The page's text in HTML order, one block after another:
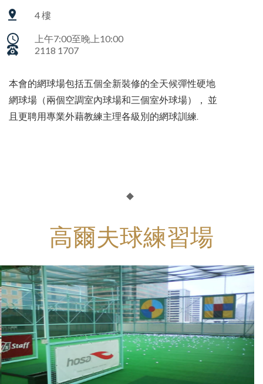
4 樓
上午7:00至晚上10:00
2118 1707
本會的網球場包括五個全新裝修的全天候彈性硬地
網球場（兩個空調室內球場和三個室外球場）， 並
且更聘用專業外藉教練主理各級別的網球訓練.
高爾夫球練習場